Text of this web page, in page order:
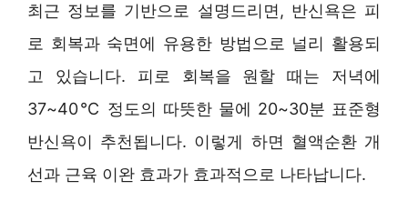
최근 정보를 기반으로 설명드리면, 반신욕은 피
로 회복과 숙면에 유용한 방법으로 널리 활용되
고 있습니다. 피로 회복을 원할 때는 저녁에
37~40℃ 정도의 따뜻한 물에 20~30분 표준형
반신욕이 추천됩니다. 이렇게 하면 혈액순환 개
선과 근육 이완 효과가 효과적으로 나타납니다.